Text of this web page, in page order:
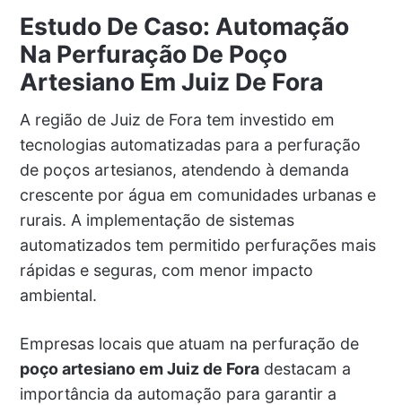
Estudo De Caso: Automação
Na Perfuração De Poço
Artesiano Em Juiz De Fora
A região de Juiz de Fora tem investido em
tecnologias automatizadas para a perfuração
de poços artesianos, atendendo à demanda
crescente por água em comunidades urbanas e
rurais. A implementação de sistemas
automatizados tem permitido perfurações mais
rápidas e seguras, com menor impacto
ambiental.
Empresas locais que atuam na perfuração de
poço artesiano em Juiz de Foradestacam a
importância da automação para garantir a